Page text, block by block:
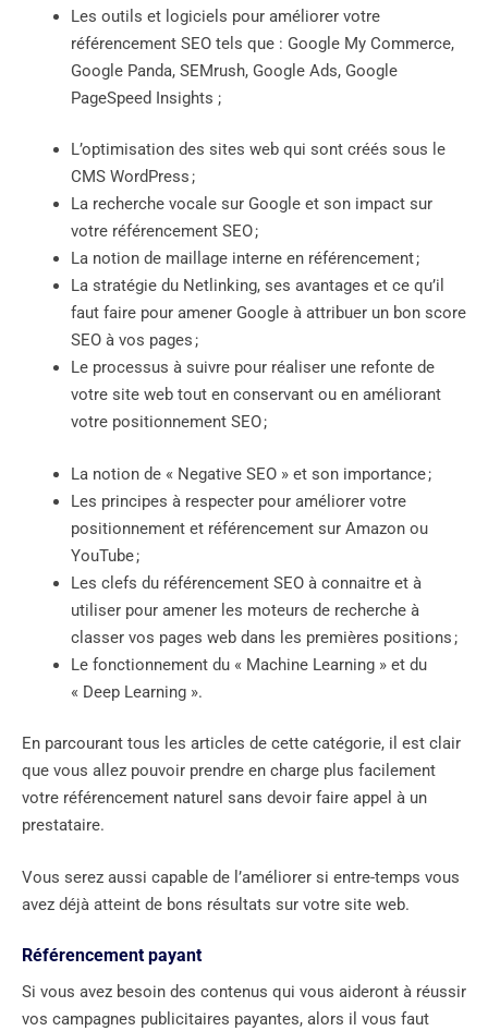
Les outils et logiciels pour améliorer votre
référencement SEO tels que : Google My Commerce,
Google Panda, SEMrush, Google Ads, Google
PageSpeed Insights ;
L’optimisation des sites web qui sont créés sous le
CMS WordPress ;
La recherche vocale sur Google et son impact sur
votre référencement SEO ;
La notion de maillage interne en référencement ;
La stratégie du Netlinking, ses avantages et ce qu’il
faut faire pour amener Google à attribuer un bon score
SEO à vos pages ;
Le processus à suivre pour réaliser une refonte de
votre site web tout en conservant ou en améliorant
votre positionnement SEO ;
La notion de « Negative SEO » et son importance ;
Les principes à respecter pour améliorer votre
positionnement et référencement sur Amazon ou
YouTube ;
Les clefs du référencement SEO à connaitre et à
utiliser pour amener les moteurs de recherche à
classer vos pages web dans les premières positions ;
Le fonctionnement du « Machine Learning » et du
« Deep Learning ».
En parcourant tous les articles de cette catégorie, il est clair
que vous allez pouvoir prendre en charge plus facilement
votre référencement naturel sans devoir faire appel à un
prestataire.
Vous serez aussi capable de l’améliorer si entre-temps vous
avez déjà atteint de bons résultats sur votre site web.
Référencement payant
Si vous avez besoin des contenus qui vous aideront à réussir
vos campagnes publicitaires payantes, alors il vous faut